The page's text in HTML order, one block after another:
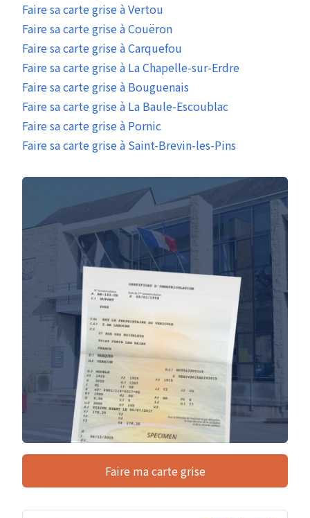
Faire sa carte grise à Vertou
Faire sa carte grise à Couëron
Faire sa carte grise à Carquefou
Faire sa carte grise à La Chapelle-sur-Erdre
Faire sa carte grise à Bouguenais
Faire sa carte grise à La Baule-Escoublac
Faire sa carte grise à Pornic
Faire sa carte grise à Saint-Brevin-les-Pins
Faire ma carte grise